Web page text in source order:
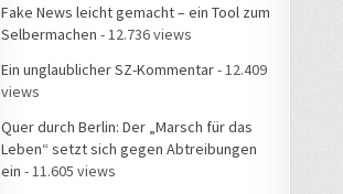
Fake News leicht gemacht – ein Tool zum
Selbermachen - 12.736 views
Ein unglaublicher SZ-Kommentar- 12.409
views
Quer durch Berlin: Der „Marsch für das
Leben“ setzt sich gegen Abtreibungen
ein - 11.605 views